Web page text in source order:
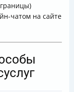
чатом на сайте